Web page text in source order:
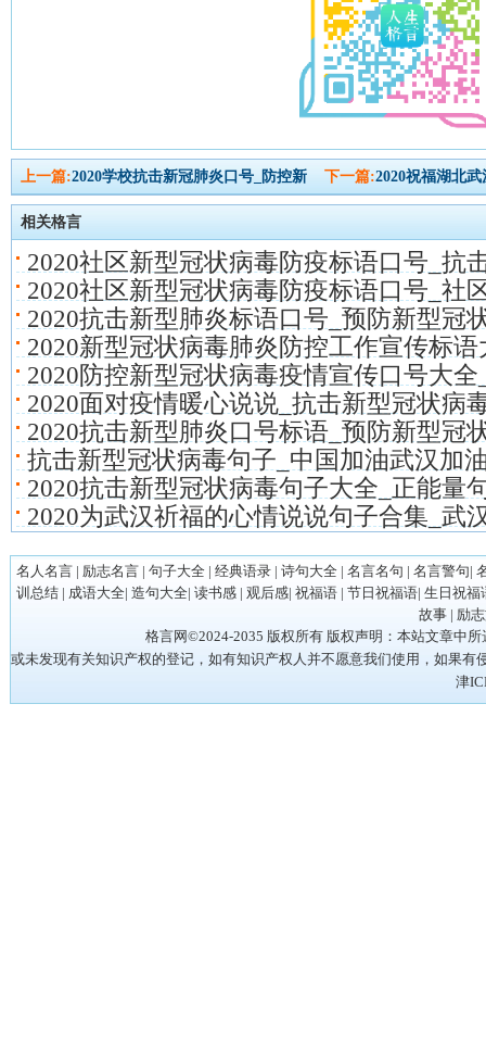
上一篇:2020学校抗击新冠肺炎口号_防控新 下一篇:2020祝福湖北
相关格言
2020社区新型冠状病毒防疫标语口号_抗
2020社区新型冠状病毒防疫标语口号_社
2020抗击新型肺炎标语口号_预防新型冠
2020新型冠状病毒肺炎防控工作宣传标
2020防控新型冠状病毒疫情宣传口号大
2020面对疫情暖心说说_抗击新型冠状病
2020抗击新型肺炎口号标语_预防新型冠
抗击新型冠状病毒句子_中国加油武汉加
2020抗击新型冠状病毒句子大全_正能量
2020为武汉祈福的心情说说句子合集_武
名人名言| 励志名言| 句子大全| 经典语录| 诗句大全| 名言名句 | 名言警句|
训总结| 成语大全| 造句大全| 读书感| 观后感| 祝福语| 节日祝福语| 生日祝福
故事| 励
格言网©2024-2035 版权所有 版权声明：本站文章中
或未发现有关知识产权的登记，如有知识产权人并不愿意我们使用，如果有
津